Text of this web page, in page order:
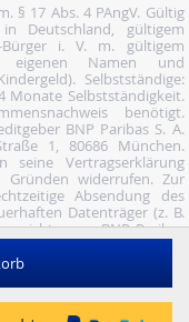
§ 17 Abs. 4 PAngV. Gültig
Deutschland, gültigem
Bürger i. V. m. gültigem
eigenen Namen und
Selbstständige:
Monate Selbstständigkeit.
benötigt.
BNP Paribas S. A.
1, 80686 München.
seine Vertragserklärung
widerrufen. Zur
Absendung des
Datenträger (z. B.
richten an: BNP Paribas
47051 Duisburg (Fax: 02
54-02; E- Mail:
versandkostenfrei.